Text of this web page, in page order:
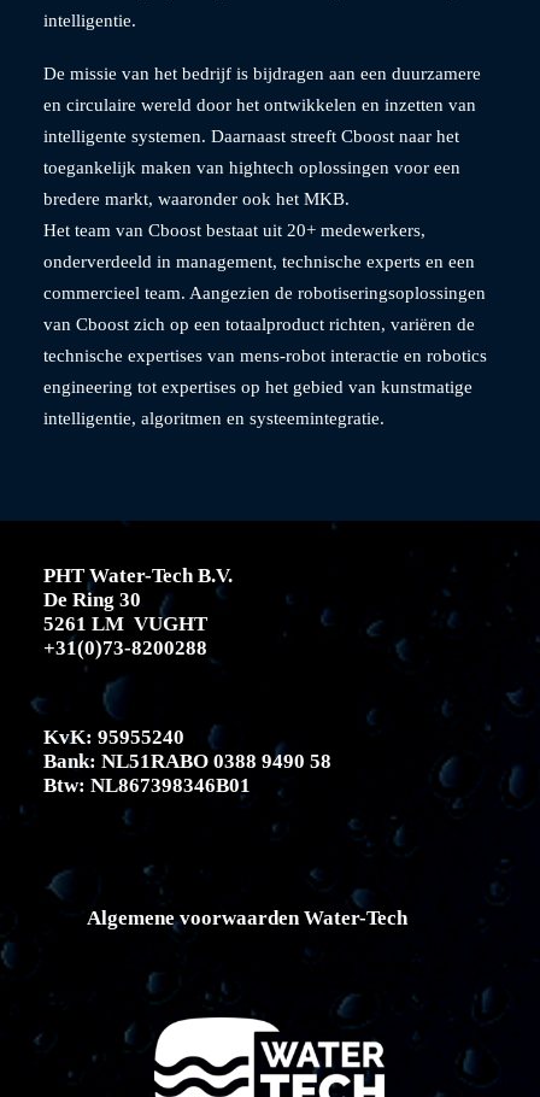
intelligentie.
De missie van het bedrijf is bijdragen aan een duurzamere
en circulaire wereld door het ontwikkelen en inzetten van
intelligente systemen. Daarnaast streeft Cboost naar het
toegankelijk maken van hightech oplossingen voor een
bredere markt, waaronder ook het MKB.
Het team van Cboost bestaat uit 20+ medewerkers,
onderverdeeld in management, technische experts en een
commercieel team. Aangezien de robotiseringsoplossingen
van Cboost zich op een totaalproduct richten, variëren de
technische expertises van mens-robot interactie en robotics
engineering tot expertises op het gebied van kunstmatige
intelligentie, algoritmen en systeemintegratie.
PHT Water-Tech B.V.
De Ring 30
5261 LM VUGHT
+31(0)73-8200288
KvK: 95955240
Bank: NL51RABO 0388 9490 58
Btw: NL867398346B01
Algemene voorwaarden Water-Tech